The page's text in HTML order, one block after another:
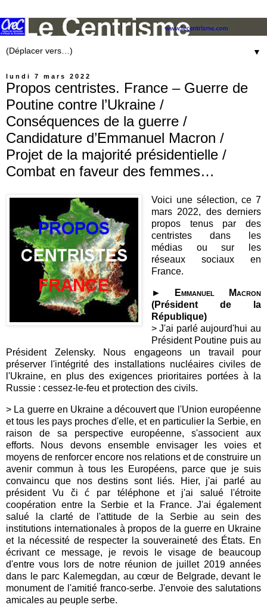
▼
lundi 7 mars 2022
Propos centristes. France – Guerre de
Poutine contre l’Ukraine /
Conséquences de la guerre /
Candidature d’Emmanuel Macron /
Projet de la majorité présidentielle /
Combat en faveur des femmes…
Voici une sélection, ce 7
mars 2022, des derniers
propos tenus par des
centristes dans les
médias ou sur les
réseaux sociaux en
France.
►
Emmanuel Macron
(Président de la
République)
>J'ai parlé aujourd'hui au
Président Poutine puis au
Président Zelensky. Nous engageons un travail pour
préserver l'intégrité des installations nucléaires civiles de
l'Ukraine, en plus des exigences prioritaires portées à la
Russie : cessez-le-feu et protection des civils.
> La guerre en Ukraine a découvert que l'Union européenne
et tous les pays proches d'elle, et en particulier la Serbie, en
raison de sa perspective européenne, s'associent aux
efforts. Nous devons ensemble envisager les voies et
moyens de renforcer encore nos relations et de construire un
avenir commun à tous les Européens, parce que je suis
convaincu que nos destins sont liés. Hier, j'ai parlé au
président Vu či ć par téléphone et j'ai salué l'étroite
coopération entre la Serbie et la France. J'ai également
salué la clarté de l'attitude de la Serbie au sein des
institutions internationales à propos de la guerre en Ukraine
et la nécessité de respecter la souveraineté des États. En
écrivant ce message, je revois le visage de beaucoup
d'entre vous lors de notre réunion de juillet 2019 années
dans le parc Kalemegdan, au cœur de Belgrade, devant le
monument de l'amitié franco-serbe. J'envoie des salutations
amicales au peuple serbe.